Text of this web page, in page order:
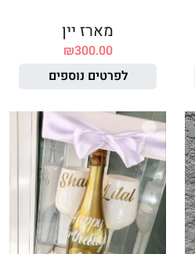
מארז יין
₪300.00
לפרטים נוספים